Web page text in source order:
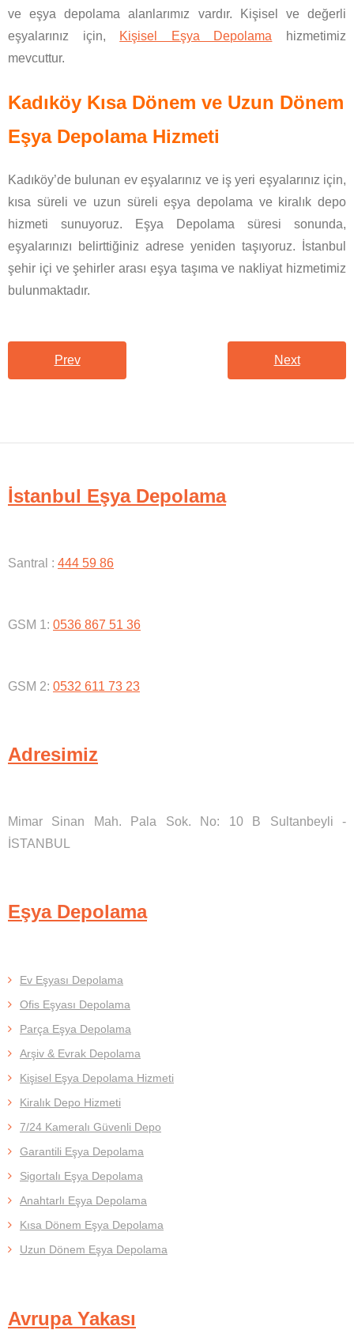
ve eşya depolama alanlarımız vardır. Kişisel ve değerli
eşyalarınız için,
Kişisel Eşya Depolama hizmetimiz
mevcuttur.
Kadıköy Kısa Dönem ve Uzun Dönem
Eşya Depolama Hizmeti
Kadıköy’de bulunan ev eşyalarınız ve iş yeri eşyalarınız için,
kısa süreli ve uzun süreli eşya depolama ve kiralık depo
hizmeti sunuyoruz. Eşya Depolama süresi sonunda,
eşyalarınızı belirttiğiniz adrese yeniden taşıyoruz. İstanbul
şehir içi ve şehirler arası eşya taşıma ve nakliyat hizmetimiz
bulunmaktadır.
Prev Next
İstanbul Eşya Depolama
Santral : 444 59 86
GSM 1: 0536 867 51 36
GSM 2: 0532 611 73 23
Adresimiz
Mimar Sinan Mah. Pala Sok. No: 10 B Sultanbeyli -
İSTANBUL
Eşya Depolama
Ev Eşyası Depolama
Ofis Eşyası Depolama
Parça Eşya Depolama
Arşiv & Evrak Depolama
Kişisel Eşya Depolama Hizmeti
Kiralık Depo Hizmeti
7/24 Kameralı Güvenli Depo
Garantili Eşya Depolama
Sigortalı Eşya Depolama
Anahtarlı Eşya Depolama
Kısa Dönem Eşya Depolama
Uzun Dönem Eşya Depolama
Avrupa Yakası